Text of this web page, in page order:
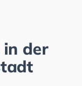
in der